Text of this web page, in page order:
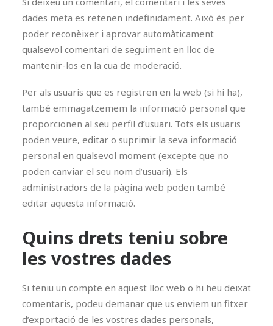
dades meta es retenen indefinidament. Això és per
poder reconèixer i aprovar automàticament
qualsevol comentari de seguiment en lloc de
mantenir-los en la cua de moderació.
Per als usuaris que es registren en la web (si hi ha),
també emmagatzemem la informació personal que
proporcionen al seu perfil d’usuari. Tots els usuaris
poden veure, editar o suprimir la seva informació
personal en qualsevol moment (excepte que no
poden canviar el seu nom d’usuari). Els
administradors de la pàgina web poden també
editar aquesta informació.
Quins drets teniu sobre
les vostres dades
Si teniu un compte en aquest lloc web o hi heu deixat
comentaris, podeu demanar que us enviem un fitxer
d’exportació de les vostres dades personals,